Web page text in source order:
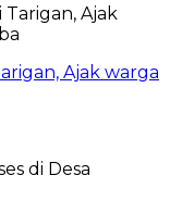
Ajak warga